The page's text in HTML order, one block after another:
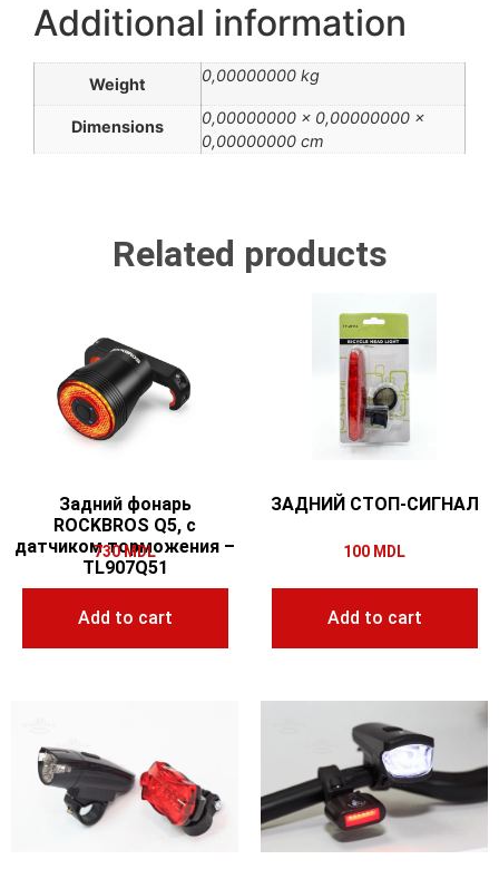
Additional information
Weight 0,00000000 kg
Dimensions
0,00000000 × 0,00000000 ×
0,00000000 cm
Related products
Задний фонарь
ROCKBROS Q5, с
датчиком торможения –
TL907Q51
730MDL
Add to cart
ЗАДНИЙ СТОП-СИГНАЛ
100 MDL
Add to cart